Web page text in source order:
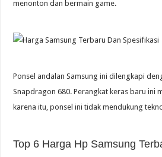
menonton dan bermain game.
Ponsel andalan Samsung ini dilengkapi
Snapdragon 680. Perangkat keras baru ini
karena itu, ponsel ini tidak mendukung
Top 6 Harga Hp Samsung